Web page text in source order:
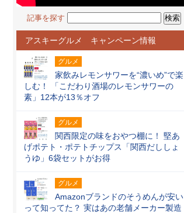
記事を探す
アスキーグルメ キャンペーン情報
グルメ
家飲みレモンサワーを“濃いめ”で楽
しむ！ 「こだわり酒場のレモンサワーの
素」12本が13％オフ
グルメ
関西限定の味をおやつ棚に！ 堅あ
げポテト・ポテトチップス「関西だししょ
うゆ」6袋セットがお得
グルメ
Amazonブランドのそうめんが安い
って知ってた？ 実はあの老舗メーカー製造